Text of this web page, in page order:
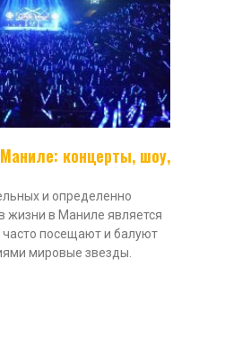
концерты, шоу,
и определенно
жизни в Маниле является
часто посещают и балуют
мировые звезды.